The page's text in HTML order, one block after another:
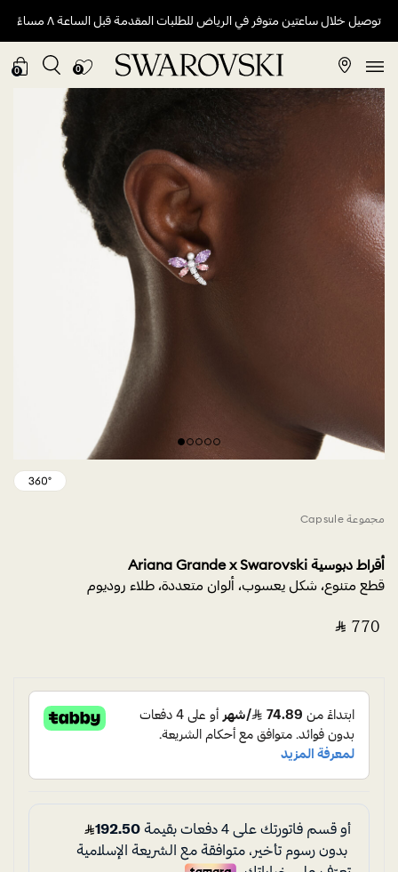
توصيل خلال ساعتين متوفر في الرياض للطلبات المقدمة قبل الساعة ٨ مساءً
0
0
مجموعة Capsule
أقراط دبوسية Ariana Grande x Swarovski
قطع متنوع، شكل يعسوب، ألوان متعددة، طلاء روديوم
‎ ⃁ ⁦770⁩ ‎